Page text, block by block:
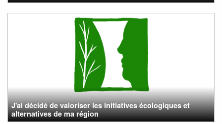
J'ai décidé de valoriser les initiatives écologiques et
alternatives de ma région